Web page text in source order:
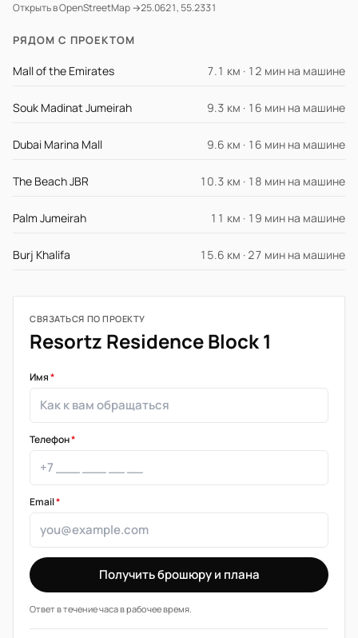
Открыть в OpenStreetMap →25.0621, 55.2331
РЯДОМ С ПРОЕКТОМ
Mall of the Emirates 7.1 км · 12 мин на машине
Souk Madinat Jumeirah 9.3 км · 16 мин на машине
Dubai Marina Mall 9.6 км · 16 мин на машине
The Beach JBR 10.3 км · 18 мин на машине
Palm Jumeirah 11 км · 19 мин на машине
Burj Khalifa 15.6 км · 27 мин на машине
СВЯЗАТЬСЯ ПО ПРОЕКТУ
Resortz Residence Block 1
Имя*
Телефон*
Email*
Получить брошюру и плана
Ответ в течение часа в рабочее время.